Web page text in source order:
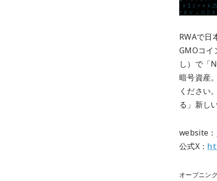
RWAで日
GMOコイ
し）で「
暗号資産
ください
る」新し
website：
公式X：
オープニン